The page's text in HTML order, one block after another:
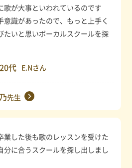
歌が大事といわれているのです
意識があったので、もっと上手く
たいと思いボーカルスクールを探
20代 E.Nさん
先生
業した後も歌のレッスンを受けた
分に合うスクールを探し出しまし